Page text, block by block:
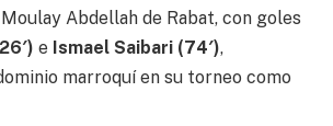
Abdellah de Rabat, con goles
e Ismael Saibari (74′),
marroquí en su torneo como